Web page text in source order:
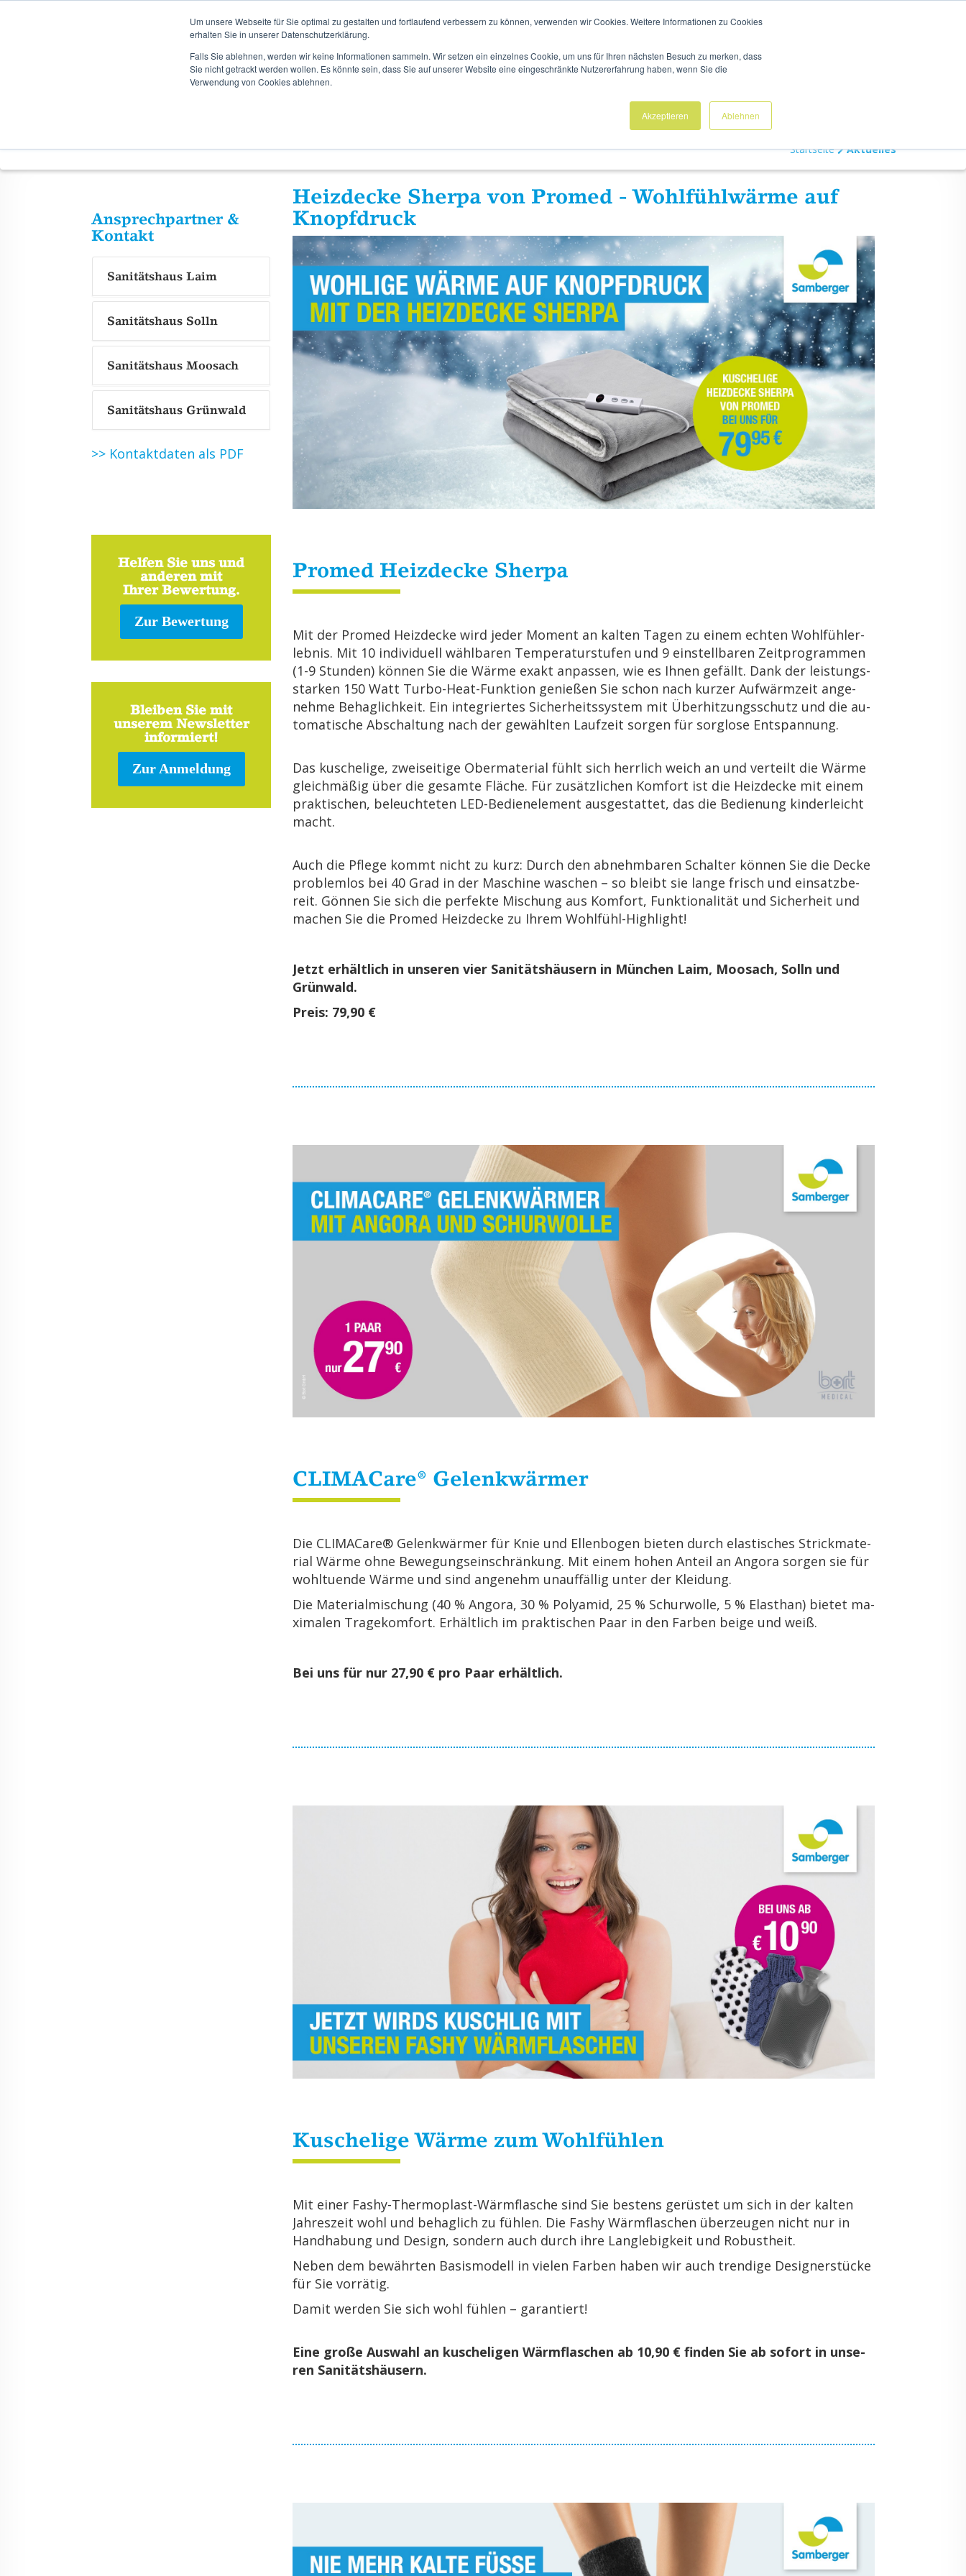
Um unsere Webseite für Sie optimal zu gestalten und fortlaufend verbessern zu können, verwenden wir Cookies. Weitere Informationen zu Cookies
erhalten Sie in unserer Datenschutzerklärung.
Falls Sie ablehnen, werden wir keine Informationen sammeln. Wir setzen ein einzelnes Cookie, um uns für Ihren nächsten Besuch zu merken, dass
Sie nicht getrackt werden wollen. Es könnte sein, dass Sie auf unserer Website eine eingeschränkte Nutzererfahrung haben, wenn Sie die
Verwendung von Cookies ablehnen.
Akzeptieren Ablehnen
TERMINBUCHUNG UNSERE STANDORTE AKTUELLES MAGAZIN UNTERNEHMEN
Analysezentrum
Startseite
Aktuelles
Heiz­de­cke Sher­pa von Pro­med - Wohl­fühl­wär­me auf
Knopf­druck
Pro­med Heiz­de­cke Sher­pa
Mit der Pro­med Heiz­de­cke wird jeder Mo­ment an kal­ten Tagen zu einem ech­ten Wohl­fühl­er­
leb­nis. Mit 10 in­di­vi­du­ell wähl­ba­ren Tem­pe­ra­tur­stu­fen und 9 ein­stell­ba­ren Zeit­pro­gram­men
(1-9 Stun­den) kön­nen Sie die Wärme exakt an­pas­sen, wie es Ihnen ge­fällt. Dank der leis­tungs­
star­ken 150 Watt Turbo-Heat-Funk­ti­on ge­nie­ßen Sie schon nach kur­zer Auf­wärm­zeit an­ge­
neh­me Be­hag­lich­keit. Ein in­te­grier­tes Si­cher­heits­sys­tem mit Über­hit­zungs­schutz und die au­
to­ma­ti­sche Ab­schal­tung nach der ge­wähl­ten Lauf­zeit sor­gen für sorg­lo­se Ent­span­nung.
Das ku­sche­li­ge, zwei­sei­ti­ge Ober­ma­te­ri­al fühlt sich herr­lich weich an und ver­teilt die Wärme
gleich­mä­ßig über die ge­sam­te Flä­che. Für zu­sätz­li­chen Kom­fort ist die Heiz­de­cke mit einem
prak­ti­schen, be­leuch­te­ten LED-Be­dien­ele­ment aus­ge­stat­tet, das die Be­die­nung kin­der­leicht
macht.
Auch die Pfle­ge kommt nicht zu kurz: Durch den ab­nehm­ba­ren Schal­ter kön­nen Sie die Decke
pro­blem­los bei 40 Grad in der Ma­schi­ne wa­schen – so bleibt sie lange frisch und ein­satz­be­
reit. Gön­nen Sie sich die per­fek­te Mi­schung aus Kom­fort, Funk­tio­na­li­tät und Si­cher­heit und
ma­chen Sie die Pro­med Heiz­de­cke zu Ihrem Wohl­fühl-High­light!
Jetzt er­hält­lich in un­se­ren vier Sa­ni­täts­häu­sern in Mün­chen Laim, Moo­sach, Solln und
Grün­wald.
Preis: 79,90 €
CLI­MA­Ca­re® Ge­lenk­wär­mer
Die CLI­MA­Ca­re® Ge­lenk­wär­mer für Knie und El­len­bo­gen bie­ten durch elas­ti­sches Strick­ma­te­
ri­al Wärme ohne Be­we­gungs­ein­schrän­kung. Mit einem hohen An­teil an An­go­ra sor­gen sie für
wohl­tu­en­de Wärme und sind an­ge­nehm un­auf­fäl­lig unter der Klei­dung.
Die Ma­te­ri­al­mi­schung (40 % An­go­ra, 30 % Po­ly­amid, 25 % Schur­wol­le, 5 % Elasthan) bie­tet ma­
xi­ma­len Tra­ge­kom­fort. Er­hält­lich im prak­ti­schen Paar in den Far­ben beige und weiß.
Bei uns für nur 27,90 € pro Paar er­hält­lich.
Ku­sche­li­ge Wärme zum Wohl­füh­len
Mit einer Fashy-Ther­mo­plast-Wärm­fla­sche sind Sie bes­tens ge­rüs­tet um sich in der kal­ten
Jah­res­zeit wohl und be­hag­lich zu füh­len. Die Fashy Wärm­fla­schen über­zeu­gen nicht nur in
Hand­ha­bung und De­sign, son­dern auch durch ihre Lang­le­big­keit und Ro­bust­heit.
Neben dem be­währ­ten Ba­sis­mo­dell in vie­len Far­ben haben wir auch tren­di­ge De­si­gner­stü­cke
für Sie vor­rä­tig.
Damit wer­den Sie sich wohl füh­len – ga­ran­tiert!
Eine große Aus­wahl an ku­sche­li­gen Wärm­fla­schen ab 10,90 € fin­den Sie ab so­fort in un­se­
ren Sa­ni­täts­häu­sern.
Ansprechpartner &
Kontakt
Sanitätshaus Laim
Sanitätshaus Solln
Sanitätshaus Moosach
Sanitätshaus Grünwald
>> Kontaktdaten als PDF
Helfen Sie uns und
anderen mit
Ihrer Bewertung.
Zur Bewertung
Bleiben Sie mit
unserem Newsletter
informiert!
Zur Anmeldung